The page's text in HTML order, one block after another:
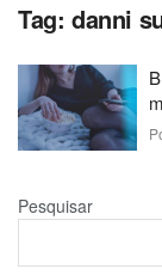
Tag: danni
Pesquisar